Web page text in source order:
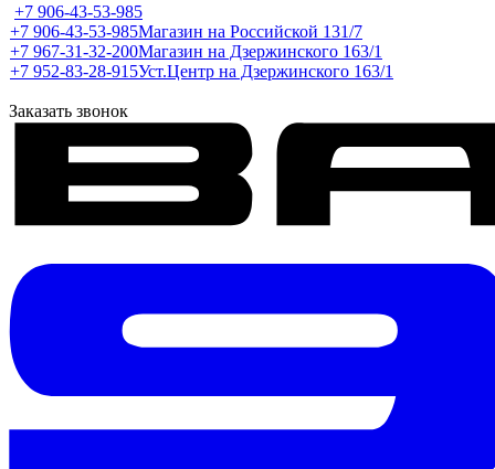
+7 906-43-53-985
+7 906-43-53-985Магазин на Российской 131/7
+7 967-31-32-200Магазин на Дзержинского 163/1
+7 952-83-28-915Уст.Центр на Дзержинского 163/1
Заказать звонок